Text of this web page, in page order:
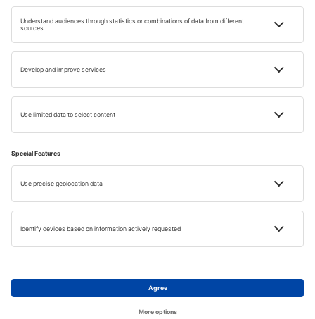
Cestovatelskéinspirace pro vás
Objevte nový způsob cestování s naším newsletterem!
Souhlasím s odběrem marketingových informací
e-mailovou adresu.